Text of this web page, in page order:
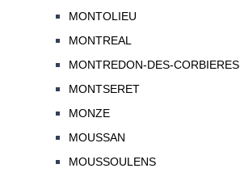
MONTOLIEU
MONTREAL
MONTREDON-DES-CORBIERES
MONTSERET
MONZE
MOUSSAN
MOUSSOULENS